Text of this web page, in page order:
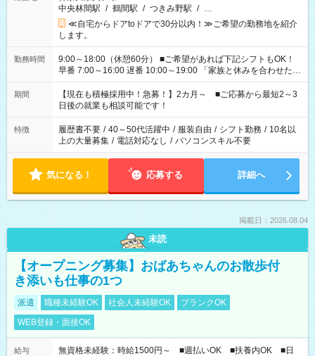
中央林間駅 / 鶴間駅 / つきみ野駅 / …
≪自宅からドアtoドアで30分以内！≫ご希望の勤務地を紹介
します。
勤務時間
9:00～18:00（休憩60分） ■ご希望があれば下記シフトもOK！
早番 7:00～16:00 遅番 10:00～19:00 「家族と休みを合わせた
い」 「余裕を持って夕飯の準備がしたい」 「できれば残業はし
たくない」 など、ご希望を教えてくださいね。 ※Wワーク希望
の方へ 今ご覧のお仕事で希望する勤務時間と、もう1つのお仕事
の勤務時間。 合計で週40時間を超える場合は応募できません。
期間
【現在も積極採用中！急募！】2カ月～ ■ご応募から最短2～3
日後の就業も相談可能です！
特徴 履歴書不要 / 40～50代活躍中 / 服装自由 / シフト勤務 / 10名以
上の大量募集 / 電話対応なし / パソコンスキル不要
気になる！ 応募する 詳細へ
掲載日：2026.08.04
未読
【オープニング募集】おばあちゃんのお散歩付
き添いも仕事の1つ
派遣 職種未経験OK 社会人未経験OK
ブランクOK
WEB登録・面接OK
給与
無資格未経験：時給1500円～ ■週払いOK ■扶養内OK ■日